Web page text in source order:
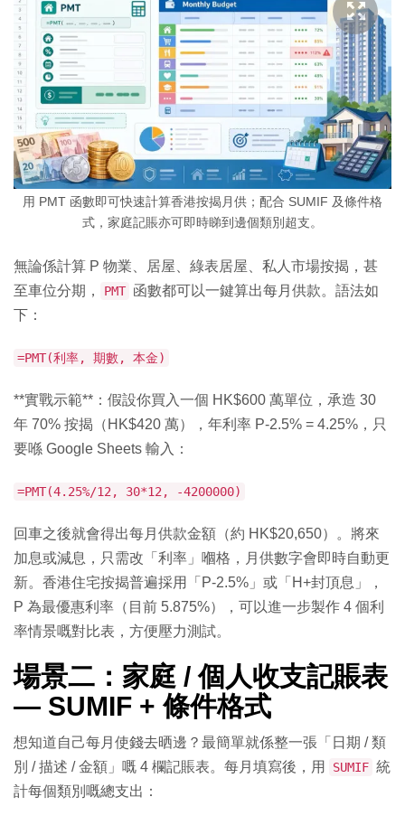
用 PMT 函數即可快速計算香港按揭月供；配合 SUMIF 及條件格
式，家庭記賬亦可即時睇到邊個類別超支。
無論係計算 P 物業、居屋、綠表居屋、私人市場按揭，甚
至車位分期，
PMT 函數都可以一鍵算出每月供款。語法如
下：
=PMT(利率, 期數, 本金)
**實戰示範**：假設你買入一個 HK$600 萬單位，承造 30
年 70% 按揭（HK$420 萬），年利率 P-2.5% = 4.25%，只
要喺 Google Sheets 輸入：
=PMT(4.25%/12, 30*12, -4200000)
回車之後就會得出每月供款金額（約 HK$20,650）。將來
加息或減息，只需改「利率」嗰格，月供數字會即時自動更
新。香港住宅按揭普遍採用「P-2.5%」或「H+封頂息」，
P 為最優惠利率（目前 5.875%），可以進一步製作 4 個利
率情景嘅對比表，方便壓力測試。
場景二：家庭 / 個人收支記賬表
— SUMIF + 條件格式
想知道自己每月使錢去晒邊？最簡單就係整一張「日期 / 類
別 / 描述 / 金額」嘅 4 欄記賬表。每月填寫後，用
SUMIF 統
計每個類別嘅總支出：